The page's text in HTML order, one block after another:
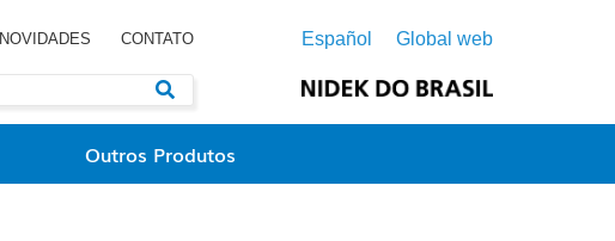
NOVIDADES CONTATO Español Global web
Outros Produtos